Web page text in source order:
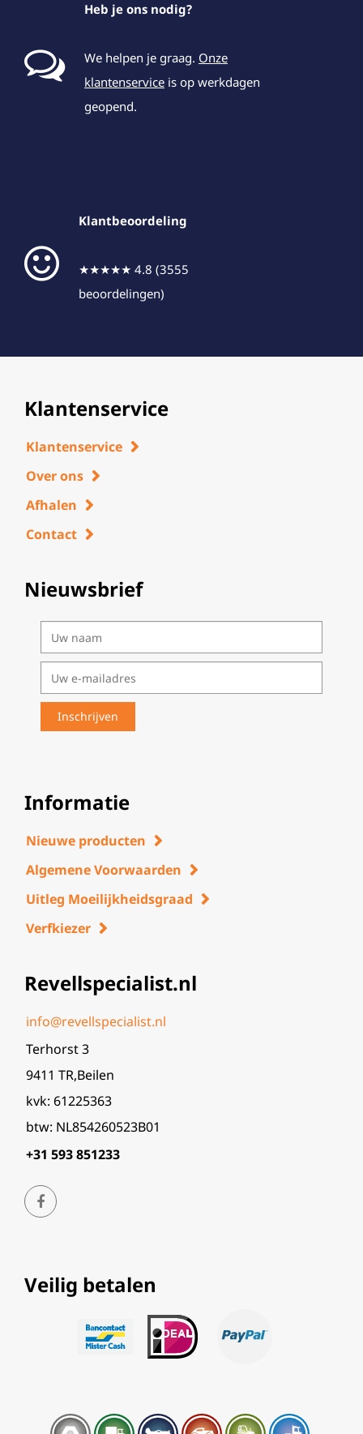
Heb je ons nodig?
We helpen je graag. Onze
klantenservice is op werkdagen
geopend.
Klantbeoordeling
★★★★★ 4.8 (3555
beoordelingen)
Klantenservice
Klantenservice
Over ons
Afhalen
Contact
Nieuwsbrief
Informatie
Nieuwe producten
Algemene Voorwaarden
Uitleg Moeilijkheidsgraad
Verfkiezer
Revellspecialist.nl
info@revellspecialist.nl
Terhorst 3
9411 TR,Beilen
kvk: 61225363
btw: NL854260523B01
+31 593 851233
Veilig betalen